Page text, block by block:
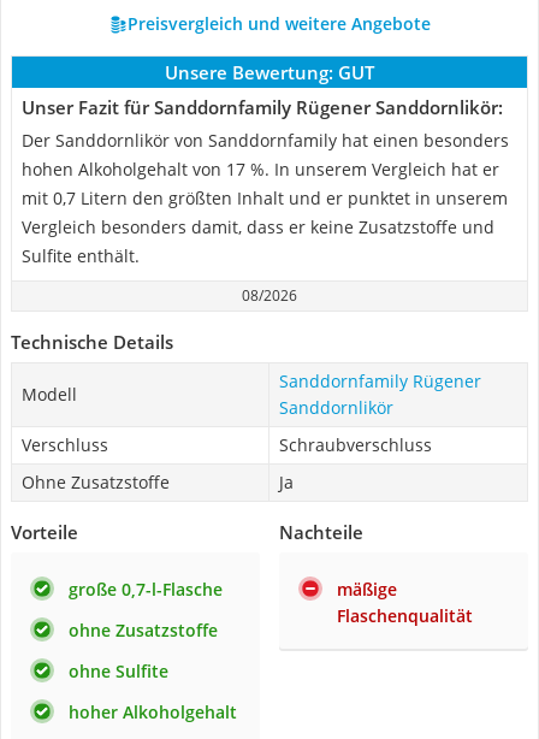
Preisvergleich und weitere Angebote
Unsere Bewertung: GUT
Unser Fazit für Sanddornfamily Rügener Sanddornlikör:
Der Sanddornlikör von Sanddornfamily hat einen besonders
hohen Alkoholgehalt von 17 %. In unserem Vergleich hat er
mit 0,7 Litern den größten Inhalt und er punktet in unserem
Vergleich besonders damit, dass er keine Zusatzstoffe und
Sulfite enthält.
08/2026
Technische Details
Modell
Sanddornfamily Rügener
Sanddornlikör
Verschluss
Schraubverschluss
Ohne Zusatzstoffe
Ja
Vorteile
große 0,7-l-Flasche
ohne Zusatzstoffe
ohne Sulfite
hoher Alkoholgehalt
Nachteile
mäßige
Flaschenqualität